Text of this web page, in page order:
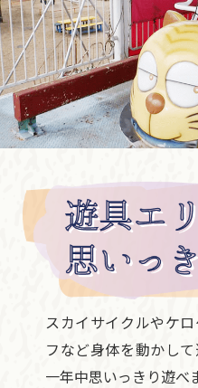
スカイサイクルやケ
フなど身体を動かし
一年中思いっきり遊べ